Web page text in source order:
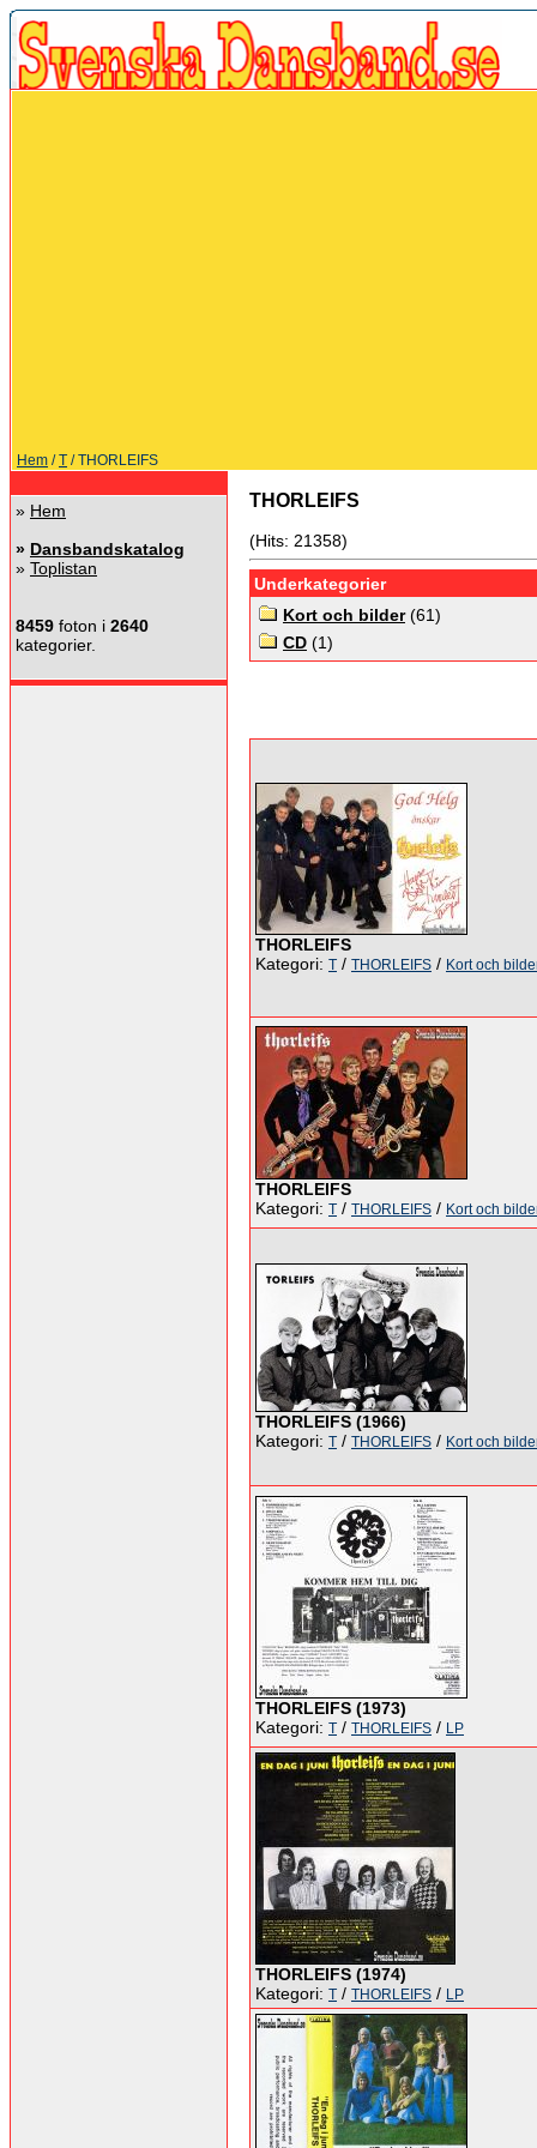
Hem /T / THORLEIFS
» Hem
» Dansbandskatalog
» Toplistan
8459 foton i 2640
kategorier.
THORLEIFS
(Hits: 21358)
Underkategorier
Kort och bilder(61)
CD (1)
THORLEIFS
Kategori: T / THORLEIFS / Kort och
THORLEIFS
Kategori: T / THORLEIFS / Kort och
THORLEIFS (1966)
Kategori: T / THORLEIFS / Kort och
THORLEIFS (1973)
Kategori: T / THORLEIFS / LP
THORLEIFS (1974)
Kategori: T / THORLEIFS / LP